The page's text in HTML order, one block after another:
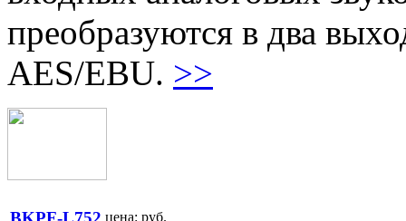
преобразуются в два
AES/EBU. >>
цена: руб.